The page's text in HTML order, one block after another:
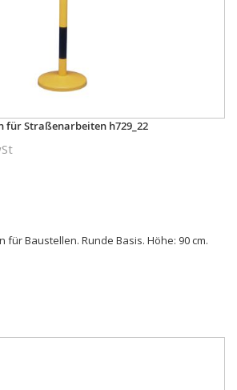
für Straßenarbeiten h729_22
Baustellen. Runde Basis. Höhe: 90 cm.